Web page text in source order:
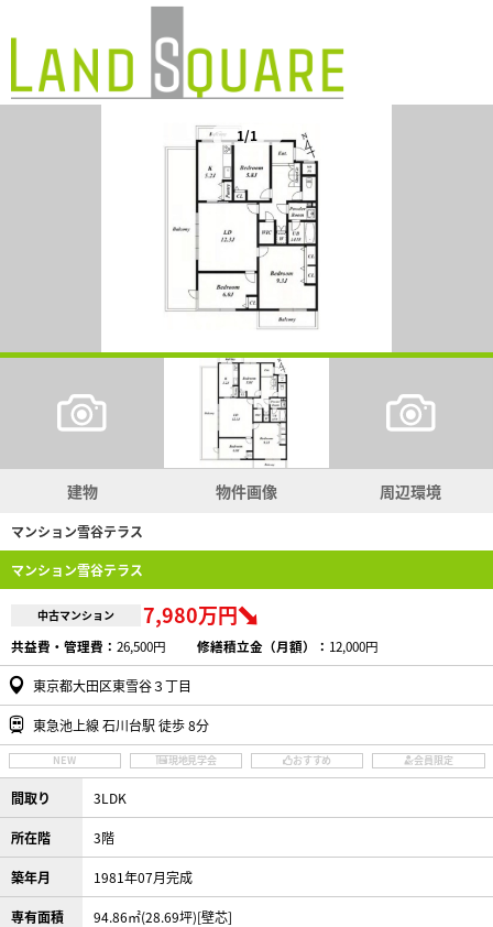
1/1
建物 物件画像 周辺環境
マンション雪谷テラス
マンション雪谷テラス
中古マンション 7,980万円
共益費・管理費： 26,500円 修繕積立金（月額）： 12,000円
東京都大田区東雪谷３丁目
東急池上線 石川台駅 徒歩 8分
NEW 現地見学会 おすすめ 会員限定
間取り 3LDK
所在階 3階
築年月 1981年07月完成
専有面積 94.86㎡(28.69坪)[壁芯]